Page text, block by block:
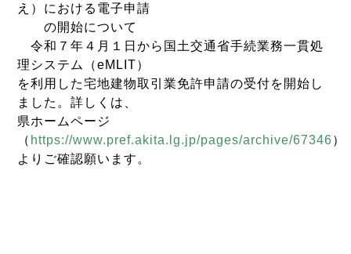
え）における電子申請
の開始について
令和７年４月１日から国土交通省手続業務一貫処
理システム（eMLIT）
を利用した宅地建物取引業免許申請の受付を開始し
ました。詳しくは、
県ホームページ
（ https://www.pref.akita.lg.jp/pages/archive/67346）
よりご確認願います。